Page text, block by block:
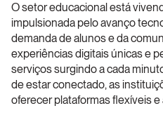
O setor educacional está
impulsionada pelo avanço
demanda de alunos e da
experiências digitais únicas e
serviços surgindo a cada
de estar conectado, as
oferecer plataformas flexíveis e